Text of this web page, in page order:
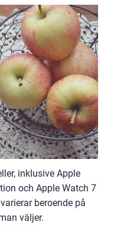
inklusive Apple
och Apple Watch 7
beroende på
väljer.